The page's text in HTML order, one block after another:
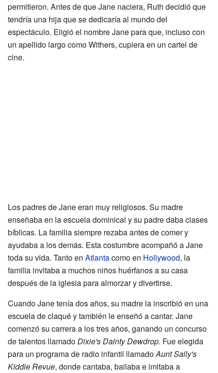
permitieron. Antes de que Jane naciera, Ruth decidió que
tendría una hija que se dedicaría al mundo del
espectáculo. Eligió el nombre Jane para que, incluso con
un apellido largo como Withers, cupiera en un cartel de
cine.
Los padres de Jane eran muy religiosos. Su madre
enseñaba en la escuela dominical y su padre daba clases
bíblicas. La familia siempre rezaba antes de comer y
ayudaba a los demás. Esta costumbre acompañó a Jane
toda su vida. Tanto en Atlantacomo en Hollywood, la
familia invitaba a muchos niños huérfanos a su casa
después de la iglesia para almorzar y divertirse.
Cuando Jane tenía dos años, su madre la inscribió en una
escuela de claqué y también le enseñó a cantar. Jane
comenzó su carrera a los tres años, ganando un concurso
de talentos llamadoDixie's Dainty Dewdrop. Fue elegida
para un programa de radio infantil llamadoAunt Sally's
Kiddie Revue, donde cantaba, bailaba e imitaba a